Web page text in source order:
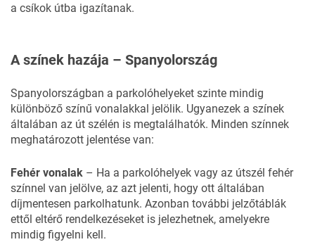
a csíkok útba igazítanak.
A színek hazája – Spanyolország
Spanyolországban a parkolóhelyeket szinte mindig
különböző színű vonalakkal jelölik. Ugyanezek a színek
általában az út szélén is megtalálhatók. Minden színnek
meghatározott jelentése van:
Fehér vonalak – Ha a parkolóhelyek vagy az útszél fehér
színnel van jelölve, az azt jelenti, hogy ott általában
díjmentesen parkolhatunk. Azonban további jelzőtáblák
ettől eltérő rendelkezéseket is jelezhetnek, amelyekre
mindig figyelni kell.